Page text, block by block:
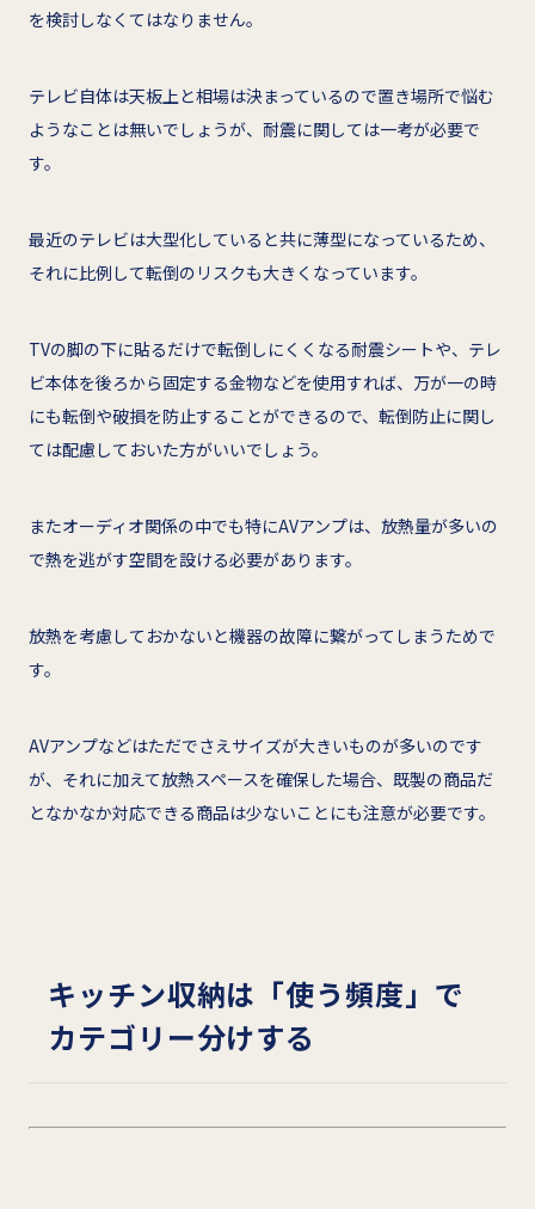
を検討しなくてはなりません。
テレビ自体は天板上と相場は決まっているので置き場所で悩む
ようなことは無いでしょうが、耐震に関しては一考が必要で
す。
最近のテレビは大型化していると共に薄型になっているため、
それに比例して転倒のリスクも大きくなっています。
TVの脚の下に貼るだけで転倒しにくくなる耐震シートや、テレ
ビ本体を後ろから固定する金物などを使用すれば、万が一の時
にも転倒や破損を防止することができるので、転倒防止に関し
ては配慮しておいた方がいいでしょう。
またオーディオ関係の中でも特にAVアンプは、放熱量が多いの
で熱を逃がす空間を設ける必要があります。
放熱を考慮しておかないと機器の故障に繋がってしまうためで
す。
AVアンプなどはただでさえサイズが大きいものが多いのです
が、それに加えて放熱スペースを確保した場合、既製の商品だ
となかなか対応できる商品は少ないことにも注意が必要です。
キッチン収納は「使う頻度」で
カテゴリー分けする